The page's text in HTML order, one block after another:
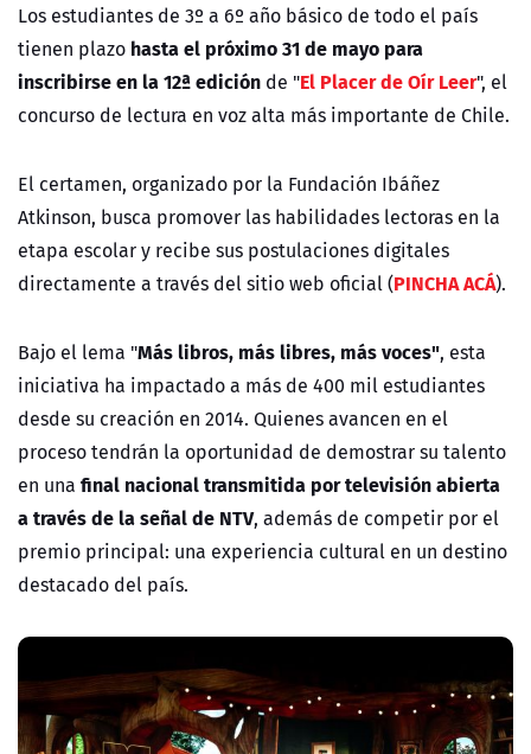
Los estudiantes de 3º a 6º año básico de todo el país
tienen plazo hasta el próximo 31 de mayo para
inscribirse en la 12ª edición de "El Placer de Oír Leer", el
concurso de lectura en voz alta más importante de Chile.
El certamen, organizado por la Fundación Ibáñez
Atkinson, busca promover las habilidades lectoras en la
etapa escolar y recibe sus postulaciones digitales
directamente a través del sitio web oficial (PINCHA ACÁ).
Bajo el lema "Más libros, más libres, más voces", esta
iniciativa ha impactado a más de 400 mil estudiantes
desde su creación en 2014. Quienes avancen en el
proceso tendrán la oportunidad de demostrar su talento
en una final nacional transmitida por televisión abierta
a través de la señal de NTV, además de competir por el
premio principal: una experiencia cultural en un destino
destacado del país.